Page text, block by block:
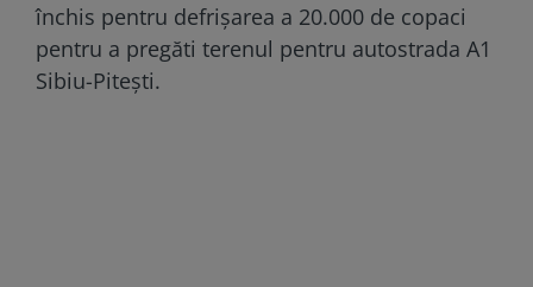
închis pentru defrișarea a 20.000 de copaci
pentru a pregăti terenul pentru autostrada A1
Sibiu-Pitești.